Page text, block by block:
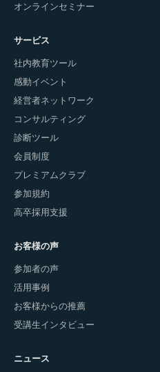
オンラインセミナー
サービス
社内教育ツール
感動イベント
経営者ネットワーク
コンサルティング
診断ツール
会員制度
プレミアムクラブ
参加規約
高卒採用支援
お客様の声
参加者の声
活用事例
お客様からの推薦
受講生インタビュー
ニュース